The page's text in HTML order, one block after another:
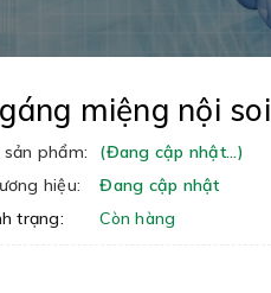
miệng nội soi
sản phẩm:
(Đang cập nhật...)
hiệu:
Đang cập nhật
trạng:
Còn hàng